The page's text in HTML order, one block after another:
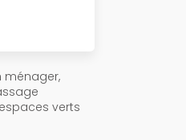
ménager,
verts